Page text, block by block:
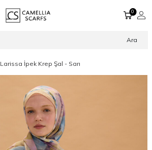
Ara
0
Larissa İpek Krep Şal - Sarı